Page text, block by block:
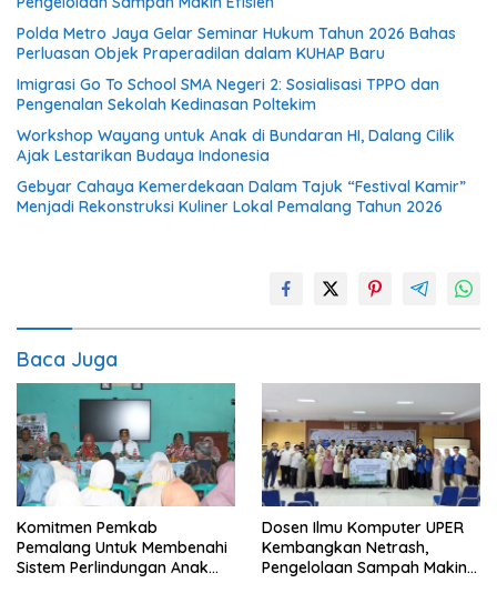
Polda Metro Jaya Gelar Seminar Hukum Tahun 2026 Bahas
Perluasan Objek Praperadilan dalam KUHAP Baru
Imigrasi Go To School SMA Negeri 2: Sosialisasi TPPO dan
Pengenalan Sekolah Kedinasan Poltekim
Workshop Wayang untuk Anak di Bundaran HI, Dalang Cilik
Ajak Lestarikan Budaya Indonesia
Gebyar Cahaya Kemerdekaan Dalam Tajuk “Festival Kamir”
Menjadi Rekonstruksi Kuliner Lokal Pemalang Tahun 2026
Baca Juga
Komitmen Pemkab
Pemalang Untuk Membenahi
Sistem Perlindungan Anak
Dosen Ilmu Komputer UPER
Kembangkan Netrash,
Pengelolaan Sampah Makin